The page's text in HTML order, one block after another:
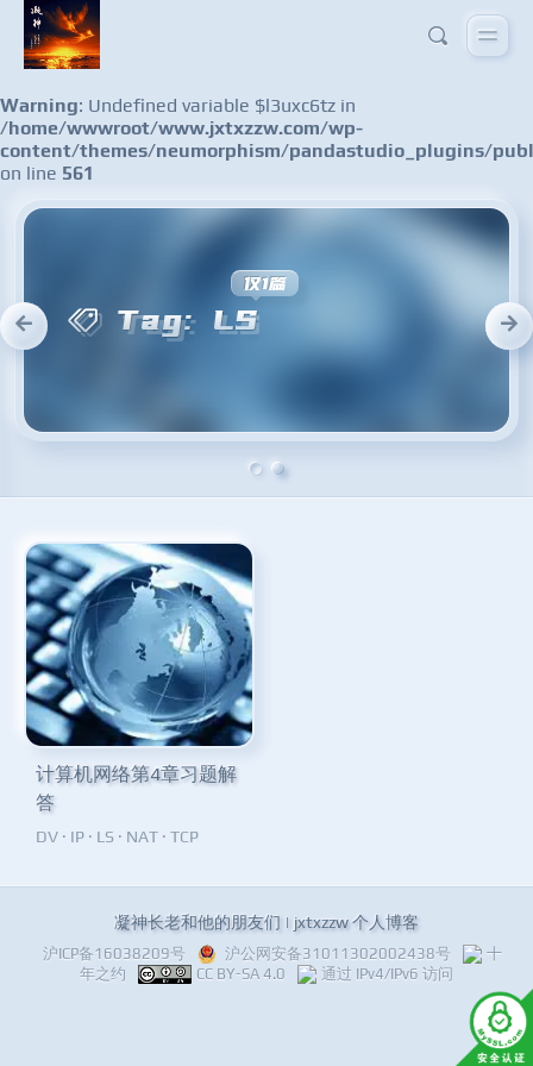
Warning: Undefined variable $l3uxc6tz in
/home/wwwroot/www.jxtxzzw.com/wp-
content/themes/neumorphism/pandastudio_plugins/
on line 561
计算机网络第4章习题解
答
DV · IP · LS · NAT · TCP
凝神长老和他的朋友们 | jxtxzzw 个人博客
沪ICP备16038209号 沪公网安备31011302002438号
十
年之约
CC BY-SA 4.0 通过 IPv4/IPv6 访问